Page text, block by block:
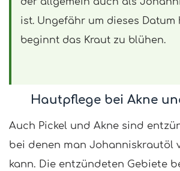
ist. Ungefähr um dieses Datum
beginnt das Kraut zu blühen.
Hautpflege bei Akne
Auch Pickel und Akne sind
bei denen man Johanniskrautöl
kann. Die entzündeten Gebiete